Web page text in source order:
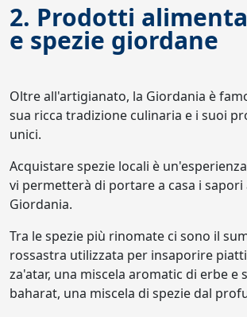
2. Prodotti
e spezie giordane
Oltre all'artigianato, la Giordania è
sua ricca tradizione culinaria e i suoi
unici.
Acquistare spezie locali è
vi permetterà di portare a casa i
Giordania.
Tra le spezie più rinomate ci sono il
rossastra utilizzata per insaporire
za'atar, una miscela aromatic di erbe e
baharat, una miscela di spezie dal